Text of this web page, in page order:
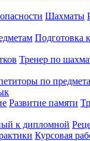
Шахматы
Подготовка
Тренер по
по
Развитие памяти
к дипломной
Курсовая